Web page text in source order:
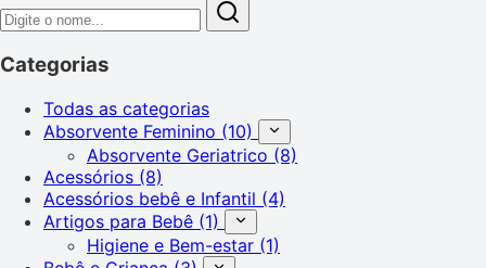
Categorias
Todas as categorias
Absorvente Feminino (10)
Absorvente Geriatrico (8)
Acessórios (8)
Acessórios bebê e Infantil (4)
Artigos para Bebê (1)
Higiene e Bem-estar (1)